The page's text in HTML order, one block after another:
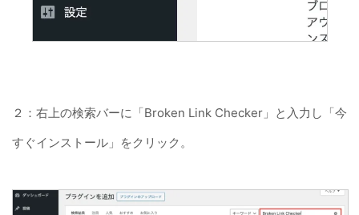
２：右上の検索バーに「Broken Link Checker」と入力し「今
すぐインストール」をクリック。